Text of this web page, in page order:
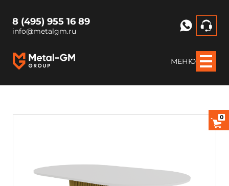
8 (495) 955 16 89
info@metalgm.ru
МЕНЮ
0